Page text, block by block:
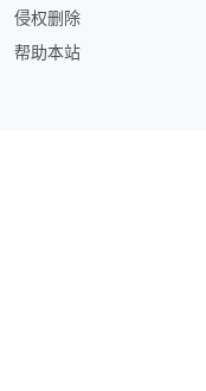
侵权删除
帮助本站